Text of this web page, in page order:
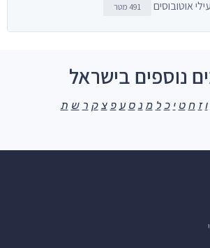
491 מטר
נוספים בישראל
ו ז ח ט י כ ל מ נ ס ע פ צ ק ר ש ת